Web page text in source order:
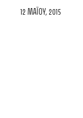
12 ΜΑΪ́ΟΥ, 2015